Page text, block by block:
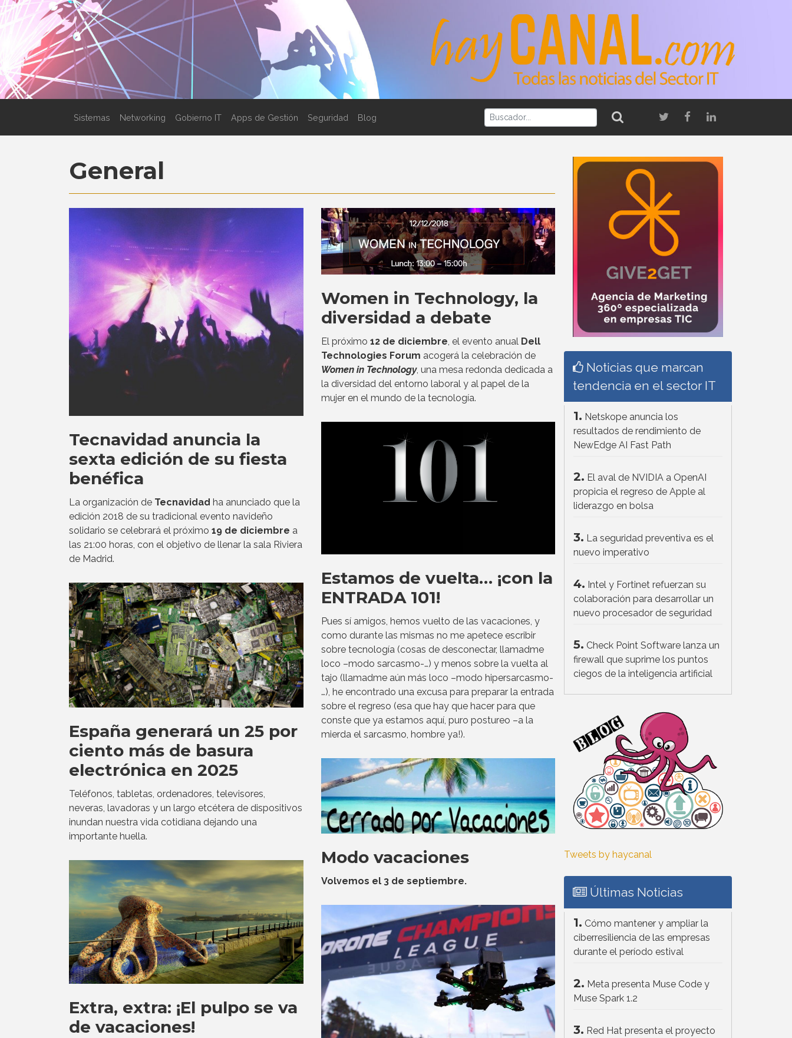
Sistemas Networking Gobierno IT Apps de Gestión Seguridad Blog
General
Tecnavidad anuncia la
sexta edición de su fiesta
benéfica
La organización de Tecnavidad ha anunciado que la
edición 2018 de su tradicional evento navideño
solidario se celebrará el próximo 19 de diciembre a
las 21:00 horas, con el objetivo de llenar la sala Riviera
de Madrid.
España generará un 25 por
ciento más de basura
electrónica en 2025
Teléfonos, tabletas, ordenadores, televisores,
neveras, lavadoras y un largo etcétera de dispositivos
inundan nuestra vida cotidiana dejando una
importante huella.
Extra, extra: ¡El pulpo se va
de vacaciones!
Women in Technology, la
diversidad a debate
El próximo 12 de diciembre , el evento anual Dell
Technologies Forum acogerá la celebración de
Women in Technology, una mesa redonda dedicada a
la diversidad del entorno laboral y al papel de la
mujer en el mundo de la tecnología.
Estamos de vuelta… ¡con la
ENTRADA 101!
Pues sí amigos, hemos vuelto de las vacaciones, y
como durante las mismas no me apetece escribir
sobre tecnología (cosas de desconectar, llamadme
loco –modo sarcasmo-…) y menos sobre la vuelta al
tajo (llamadme aún más loco –modo hipersarcasmo-
…), he encontrado una excusa para preparar la entrada
sobre el regreso (esa que hay que hacer para que
conste que ya estamos aquí, puro postureo –a la
mierda el sarcasmo, hombre ya!).
Modo vacaciones
Volvemos el 3 de septiembre.
Noticias que marcan
tendencia en el sector IT
1. Netskope anuncia los
resultados de rendimiento de
NewEdge AI Fast Path
2. El aval de NVIDIA a OpenAI
propicia el regreso de Apple al
liderazgo en bolsa
3. La seguridad preventiva es el
nuevo imperativo
4. Intel y Fortinet refuerzan su
colaboración para desarrollar un
nuevo procesador de seguridad
5. Check Point Software lanza un
firewall que suprime los puntos
ciegos de la inteligencia artificial
Tweets by haycanal
Últimas Noticias
1. Cómo mantener y ampliar la
ciberresiliencia de las empresas
durante el período estival
2. Meta presenta Muse Code y
Muse Spark 1.2
3. Red Hat presenta el proyecto